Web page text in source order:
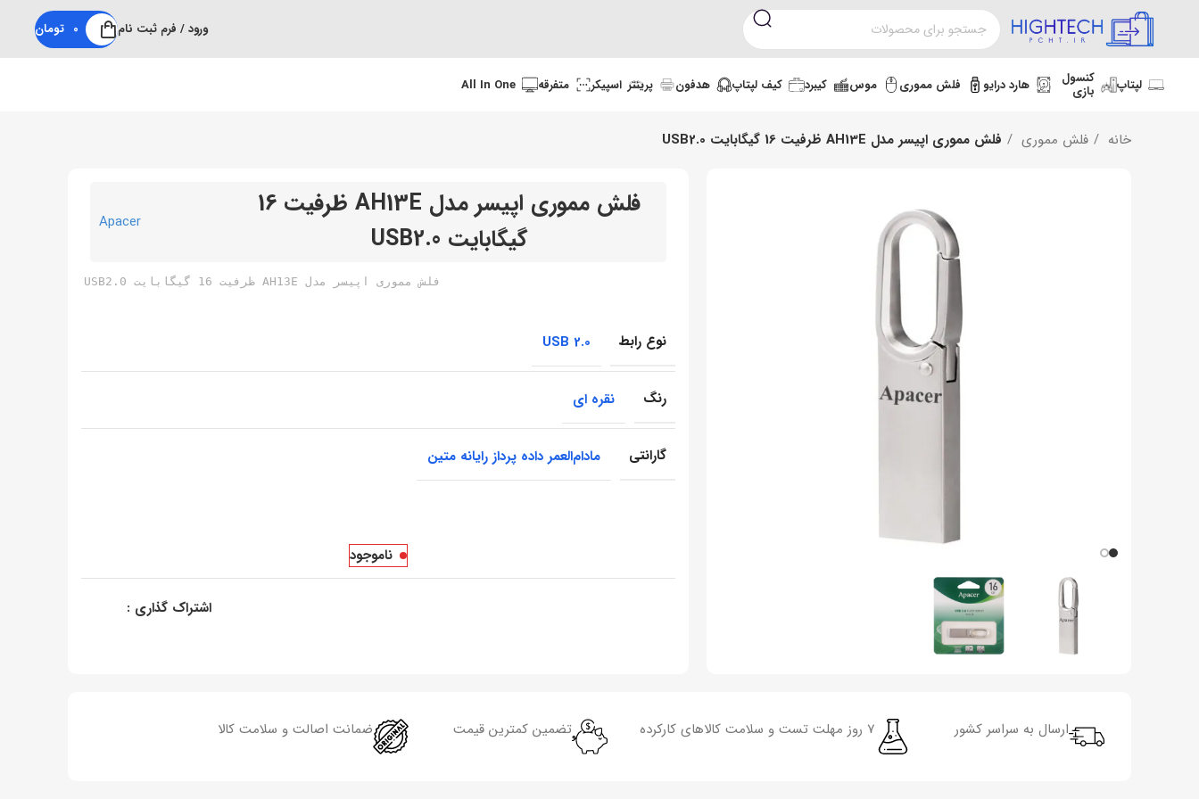
ورود / فرم ثبت نام 0 تومان
لپتاپ کنسول
بازی هارد درایو فلش مموری موس کیبرد کیف لپتاپ هدفون پرینتر اسپیکر متفرقه All In One
خانه فلش مموری فلش مموری اپیسر مدل AH13E ظرفیت 16 گیگابایت USB2.0
Apacer
فلش مموری اپیسر مدل AH13E ظرفیت 16
گیگابایت USB2.0
فلش مموری اپیسر مدل AH13E ظرفیت 16 گیگابایت USB2.0
نوع رابط USB 2.0
رنگ نقره ای
گارانتی مادام‌العمر داده پرداز رایانه متین
ناموجود
اشتراک گذاری :
ارسال به سراسر کشور 7 روز مهلت تست و سلامت کالا‌های کار‌کرده تضمین کمترین قیمت ضمانت اصالت و سلامت کالا